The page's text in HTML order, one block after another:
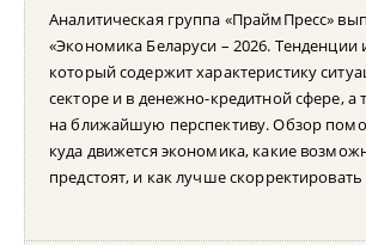
Аналитическая группа «ПраймПресс»
«Экономика Беларуси – 2026. Тенденции
который содержит характеристику
секторе и в денежно-кредитной сфере, а
на ближайшую перспективу. Обзор
куда движется экономика, какие
предстоят, и как лучше